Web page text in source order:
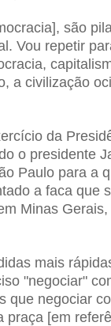
são
Vou repetir
a civilização
da
o presidente
Paulo para a
a faca que
Minas
mais
"negociar"
que negociar
praça [em